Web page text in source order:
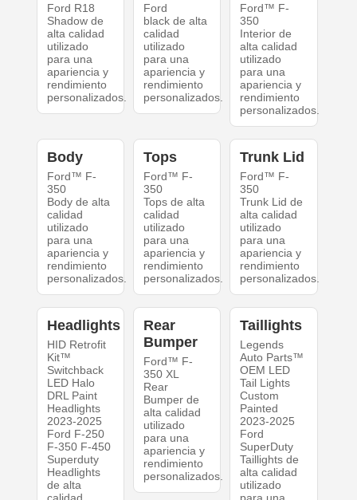
Ford R18
Shadow de
alta calidad
utilizado
para una
apariencia y
rendimiento
personalizados.
Ford
black de alta
calidad
utilizado
para una
apariencia y
rendimiento
personalizados.
Ford™ F-
350
Interior de
alta calidad
utilizado
para una
apariencia y
rendimiento
personalizados.
Body
Ford™ F-
350
Body de alta
calidad
utilizado
para una
apariencia y
rendimiento
personalizados.
Tops
Ford™ F-
350
Tops de alta
calidad
utilizado
para una
apariencia y
rendimiento
personalizados.
Trunk Lid
Ford™ F-
350
Trunk Lid de
alta calidad
utilizado
para una
apariencia y
rendimiento
personalizados.
Headlights
HID Retrofit
Kit™
Switchback
LED Halo
DRL Paint
Headlights
2023-2025
Ford F-250
F-350 F-450
Superduty
Headlights
de alta
calidad
Rear
Bumper
Ford™ F-
350 XL
Rear
Bumper de
alta calidad
utilizado
para una
apariencia y
rendimiento
personalizados.
Taillights
Legends
Auto Parts™
OEM LED
Tail Lights
Custom
Painted
2023-2025
Ford
SuperDuty
Taillights de
alta calidad
utilizado
para una